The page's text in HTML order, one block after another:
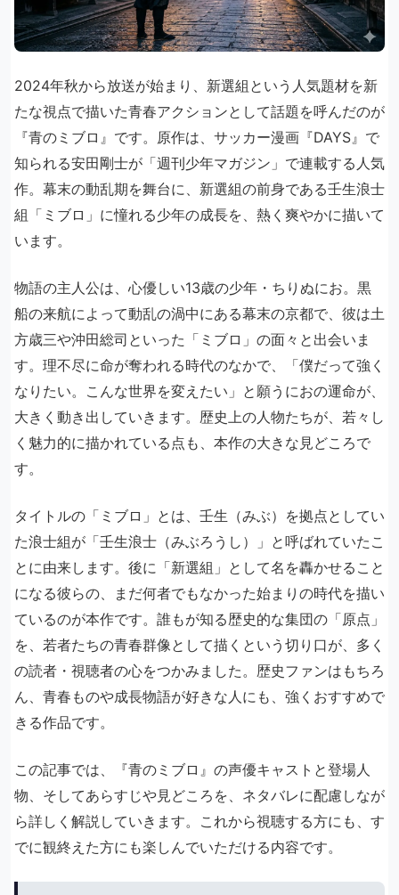
2024年秋から放送が始まり、新選組という人気題材を新
たな視点で描いた青春アクションとして話題を呼んだのが
『青のミブロ』です。原作は、サッカー漫画『DAYS』で
知られる安田剛士が「週刊少年マガジン」で連載する人気
作。幕末の動乱期を舞台に、新選組の前身である壬生浪士
組「ミブロ」に憧れる少年の成長を、熱く爽やかに描いて
います。
物語の主人公は、心優しい13歳の少年・ちりぬにお。黒
船の来航によって動乱の渦中にある幕末の京都で、彼は土
方歳三や沖田総司といった「ミブロ」の面々と出会いま
す。理不尽に命が奪われる時代のなかで、「僕だって強く
なりたい。こんな世界を変えたい」と願うにおの運命が、
大きく動き出していきます。歴史上の人物たちが、若々し
く魅力的に描かれている点も、本作の大きな見どころで
す。
タイトルの「ミブロ」とは、壬生（みぶ）を拠点としてい
た浪士組が「壬生浪士（みぶろうし）」と呼ばれていたこ
とに由来します。後に「新選組」として名を轟かせること
になる彼らの、まだ何者でもなかった始まりの時代を描い
ているのが本作です。誰もが知る歴史的な集団の「原点」
を、若者たちの青春群像として描くという切り口が、多く
の読者・視聴者の心をつかみました。歴史ファンはもちろ
ん、青春ものや成長物語が好きな人にも、強くおすすめで
きる作品です。
この記事では、『青のミブロ』の声優キャストと登場人
物、そしてあらすじや見どころを、ネタバレに配慮しなが
ら詳しく解説していきます。これから視聴する方にも、す
でに観終えた方にも楽しんでいただける内容です。